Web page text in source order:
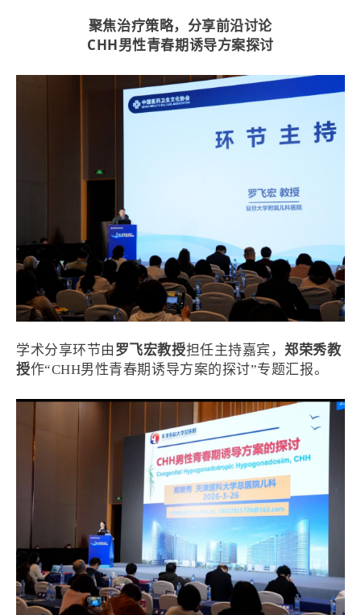
聚焦治疗策略，分享前沿讨论
CHH男性青春期诱导方案探讨
学术分享环节由 罗飞宏教授担任主持嘉宾，郑荣秀教
授作“CHH男性青春期诱导方案的探讨”专题汇报。